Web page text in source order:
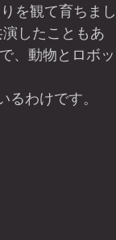
したこともあ
、動物とロボッ
るわけです。